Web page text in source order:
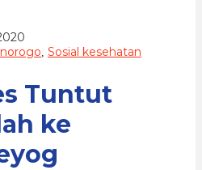
cakrawala
, Sosial kesehatan
Tuntut
ke